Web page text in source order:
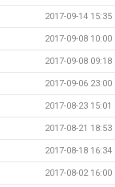
2017-09-14 15:35
2017-09-08 10:00
2017-09-08 09:18
2017-09-06 23:00
2017-08-23 15:01
2017-08-21 18:53
2017-08-18 16:34
2017-08-02 16:00